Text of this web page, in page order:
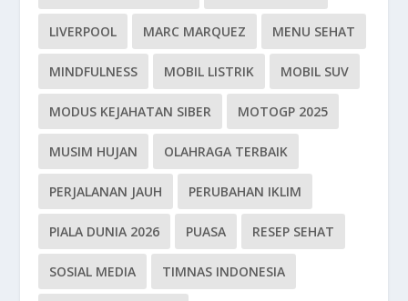
LIVERPOOL MARC MARQUEZ MENU SEHAT
MINDFULNESS MOBIL LISTRIK MOBIL SUV
MODUS KEJAHATAN SIBER MOTOGP 2025
MUSIM HUJAN OLAHRAGA TERBAIK
PERJALANAN JAUH PERUBAHAN IKLIM
PIALA DUNIA 2026 PUASA RESEP SEHAT
SOSIAL MEDIA TIMNAS INDONESIA